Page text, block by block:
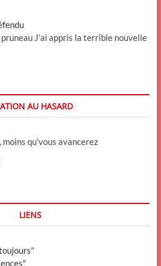
J’ai appris la terrible nouvelle
AU HASARD
moins qu’vous avancerez
LIENS